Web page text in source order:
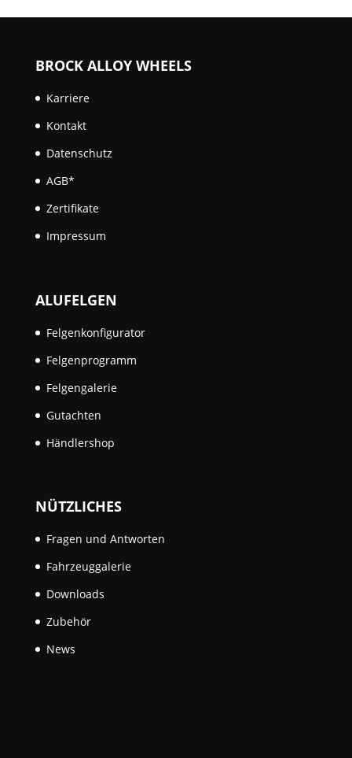
BROCK ALLOY WHEELS
Karriere
Kontakt
Datenschutz
AGB*
Zertifikate
Impressum
ALUFELGEN
Felgenkonfigurator
Felgenprogramm
Felgengalerie
Gutachten
Händlershop
NÜTZLICHES
Fragen und Antworten
Fahrzeuggalerie
Downloads
Zubehör
News